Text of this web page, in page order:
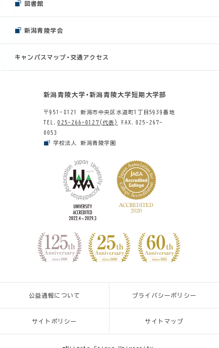
図書館
新潟青陵学会
キャンパスマップ・交通アクセス
新潟青陵大学・新潟青陵大学短期大学部
〒951-8121 新潟市中央区水道町1丁目5939番地
TEL. 025-266-0127(代表)
FAX.025-267-
0053
学校法人 新潟青陵学園
公益通報について プライバシーポリシー
サイトポリシー サイトマップ